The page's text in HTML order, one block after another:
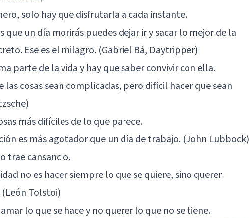
solo hay que disfrutarla a cada instante.
que un día morirás puedes dejar ir y sacar lo mejor de la
Ese es el milagro. (Gabriel Bá, Daytripper)
parte de la vida y hay que saber convivir con ella.
las cosas sean complicadas, pero difícil hacer que sean
más difíciles de lo que parece.
es más agotador que un día de trabajo. (John Lubbock)
trae cansancio.
no es hacer siempre lo que se quiere, sino querer
Tolstoi)
lo que se hace y no querer lo que no se tiene.